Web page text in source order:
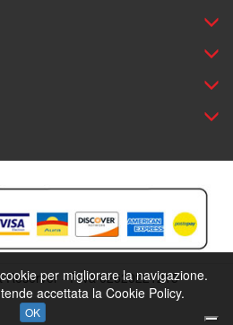
- P.iva 02520221215
per migliorare la navigazione.
accettata la Cookie Policy.
OK